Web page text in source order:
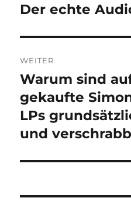
Vorheriger
Der echte
WEITER
Nächster
Beitrag:
Warum sind
gekaufte
LPs
und